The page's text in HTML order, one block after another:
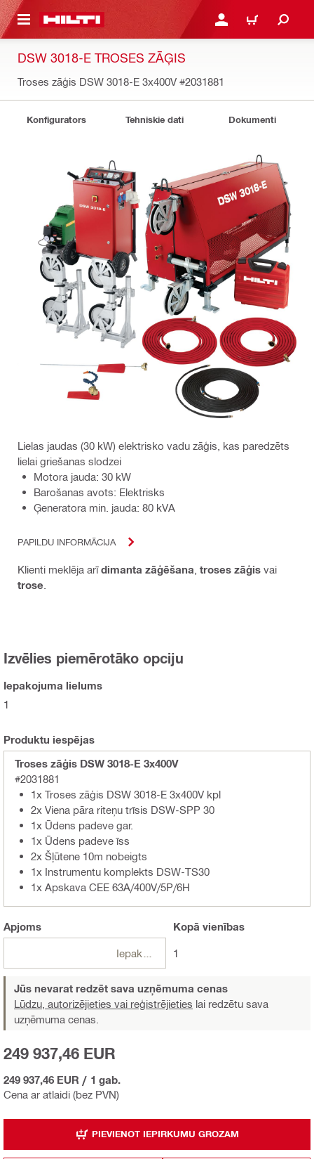
SATURU PIESLĒGTIES VAI
IEPIRKŠANĀS
DSW 3018-E TROSES ZĀĢIS
Troses zāģis DSW 3018-E 3x400V #2031881
Konfigurators Tehniskie dati Dokumenti
Lielas jaudas (30 kW) elektrisko vadu zāģis, kas paredzēts
lielai griešanas slodzei
Motora jauda: 30 kW
Barošanas avots: Elektrisks
Ģeneratora min. jauda: 80 kVA
PAPILDU INFORMĀCIJA
Klienti meklēja arīdimanta zāģēšana troses zāģis vai
trose
Izvēlies piemērotāko opciju
Iepakojuma lielums
1
Produktu iespējas
Troses zāģis DSW 3018-E 3x400V
#2031881
1x Troses zāģis DSW 3018-E 3x400V kpl
2x Viena pāra riteņu trīsis DSW-SPP 30
1x Ūdens padeve gar.
1x Ūdens padeve īss
2x Šļūtene 10m nobeigts
1x Instrumentu komplekts DSW-TS30
1x Apskava CEE 63A/400V/5P/6H
Apjoms Kopā vienības
1
Jūs nevarat redzēt sava uzņēmuma cenas
Lūdzu, autorizējieties vai reģistrējieties lai redzētu sava
uzņēmuma cenas.
Cena ar atlaidi (bez PVN)
249 937,46 EUR
249 937,46 EUR / 1 gab.
PIEVIENOT IEPIRKUMU GROZAM